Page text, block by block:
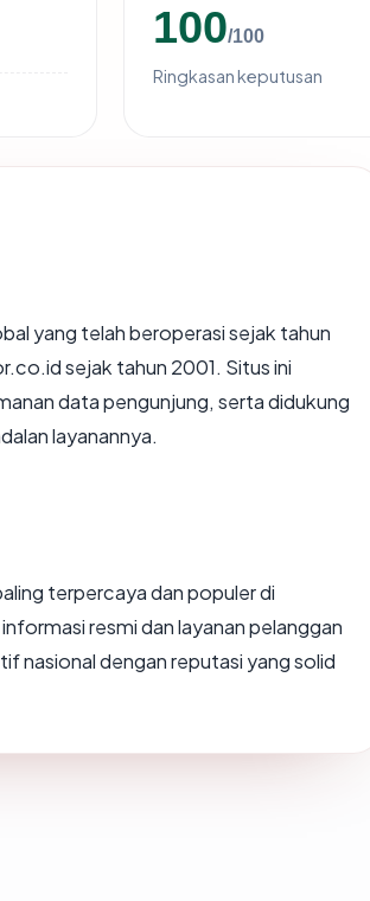
100/100
Ringkasan keputusan
yang telah beroperasi sejak tahun
sejak tahun 2001. Situs ini
data pengunjung, serta didukung
layanannya.
terpercaya dan populer di
resmi dan layanan pelanggan
nasional dengan reputasi yang solid